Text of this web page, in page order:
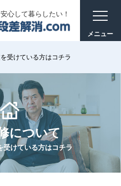
心して暮らしたい！
受けている方はコチラ
について
受けている方はコチラ